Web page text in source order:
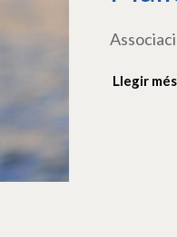
Llegir més